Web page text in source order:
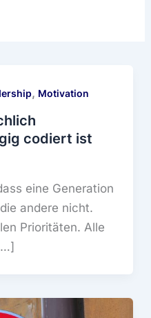
, Motivation
codiert ist
eine Generation
andere nicht.
Prioritäten. Alle